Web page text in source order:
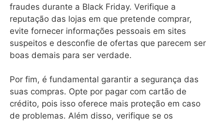
fraudes durante a Black Friday. Verifique a
reputação das lojas em que pretende comprar,
evite fornecer informações pessoais em sites
suspeitos e desconfie de ofertas que parecem ser
boas demais para ser verdade.
Por fim, é fundamental garantir a segurança das
suas compras. Opte por pagar com cartão de
crédito, pois isso oferece mais proteção em caso
de problemas. Além disso, verifique se os